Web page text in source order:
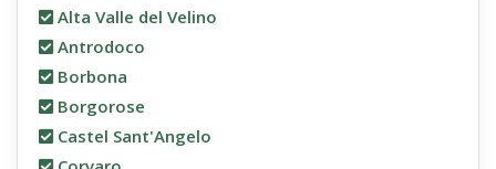
Alta Valle del Velino
Antrodoco
Borbona
Borgorose
Castel Sant'Angelo